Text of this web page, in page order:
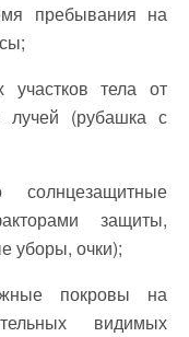
пребывания на
участков тела от
лучей (рубашка с
солнцезащитные
защиты,
уборы, очки);
покровы на
видимых